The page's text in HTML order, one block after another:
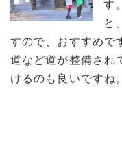
す
と
すので、おすすめで
道など道が整備され
けるのも良いですね